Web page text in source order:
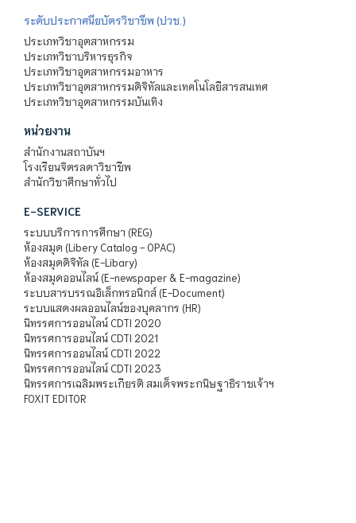
ระดับประกาศนียบัตรวิชาชีพ (ปวช.)
ประเภทวิชาอุตสาหกรรม
ประเภทวิชาบริหารธุรกิจ
ประเภทวิชาอุตสาหกรรมอาหาร
ประเภทวิชาอุตสาหกรรมดิจิทัลและเทคโนโลยีสารสนเทศ
ประเภทวิชาอุตสาหกรรมบันเทิง
หน่วยงาน
สำนักงานสถาบันฯ
โรงเรียนจิตรลดาวิชาชีพ
สำนักวิชาศึกษาทั่วไป
E-SERVICE
ระบบบริการการศึกษา (REG)
ห้องสมุด (Libery Catalog - OPAC)
ห้องสมุดดิจิทัล (E-Libary)
ห้องสมุดออนไลน์ (E-newspaper & E-magazine)
ระบบสารบรรณอิเล็กทรอนิกส์ (E-Document)
ระบบแสดงผลออนไลน์ของบุคลากร (HR)
นิทรรศการออนไลน์ CDTI 2020
นิทรรศการออนไลน์ CDTI 2021
นิทรรศการออนไลน์ CDTI 2022
นิทรรศการออนไลน์ CDTI 2023
นิทรรศการเฉลิมพระเกียรติ สมเด็จพระกนิษฐาธิราชเจ้าฯ
FOXIT EDITOR